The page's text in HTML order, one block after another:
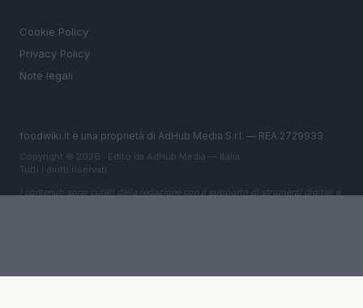
Cookie Policy
Privacy Policy
Note legali
foodwiki.it è una proprietà di AdHub Media S.r.l. — REA 2729933
Copyright © 2026 · Edito da AdHub Media — Italia
Tutti i diritti riservati
I contenuti sono curati dalla redazione con il supporto di strumenti digitali e